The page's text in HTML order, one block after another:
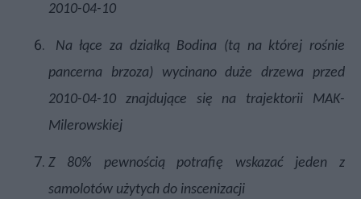
2010-04-10
Na łące za działką Bodina (tą na której rośnie
pancerna brzoza) wycinano duże drzewa przed
2010-04-10
znajdujące się na trajektorii MAK-
Milerowskiej
Z 80% pewnością potrafię wskazać jeden z
samolotów użytych do inscenizacji